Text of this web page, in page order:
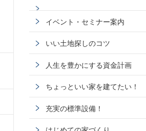
イベント・セミナー案内
いい土地探しのコツ
人生を豊かにする資金計画
ちょっといい家を建てたい！
充実の標準設備！